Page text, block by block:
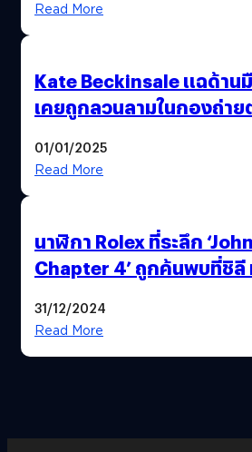
Read More
Kate Beckinsale แฉด้า
เคยถูกลวนลามในกองถ่าย
01/01/2025
Read More
นาฬิกา Rolex ที่ระลึก
Chapter 4’ ถูกค้นพบที่ชิลี
ก่อน
31/12/2024
Read More